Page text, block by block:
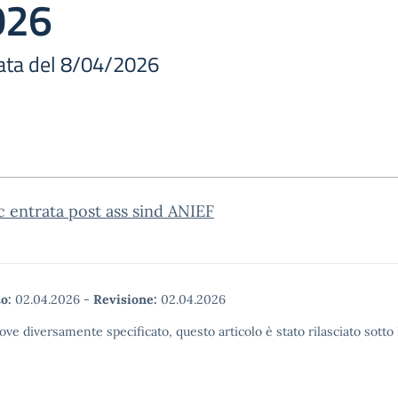
del 8/04/2026
entrata post ass sind ANIEF
02.04.2026 - Revisione: 02.04.2026
diversamente specificato, questo articolo è stato rilasciato